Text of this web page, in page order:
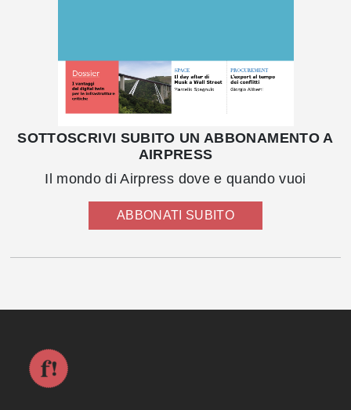
SOTTOSCRIVI SUBITO UN ABBONAMENTO A
AIRPRESS
Il mondo di Airpress dove e quando vuoi
ABBONATI SUBITO